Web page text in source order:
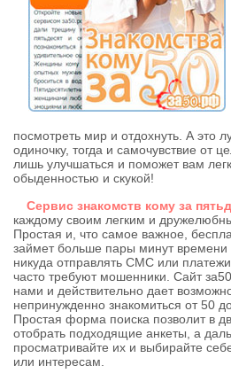
посмотреть мир и отдохнуть. А это
одиночку, тогда и самочувствие от
лишь улучшаться и поможет вам
обыденностью и скукой!
Сервис знакомств кому за
каждому своим легким и
Простая и, что самое важное,
займет больше пары минут
никуда отправлять СМС или платежи
часто требуют мошенники. Сайт
нами и действительно дает
непринужденно знакомиться от 50
Простая форма поиска позволит в
отобрать подходящие анкеты, а
просматривайте их и выбирайте
или интересам.